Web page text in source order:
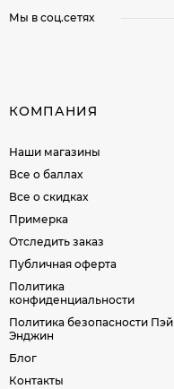
Мы в соц.сетях
КОМПАНИЯ
Наши магазины
Все о баллах
Все о скидках
Примерка
Отследить заказ
Публичная оферта
Политика
конфиденциальности
Политика безопасности Пэй
Энджин
Блог
Контакты